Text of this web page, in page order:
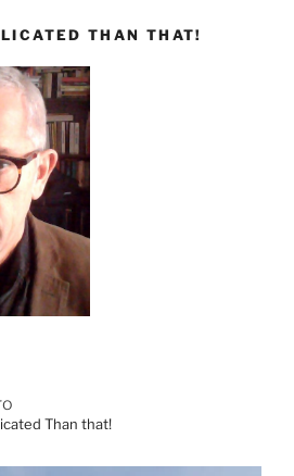
THAN THAT!
Than that!